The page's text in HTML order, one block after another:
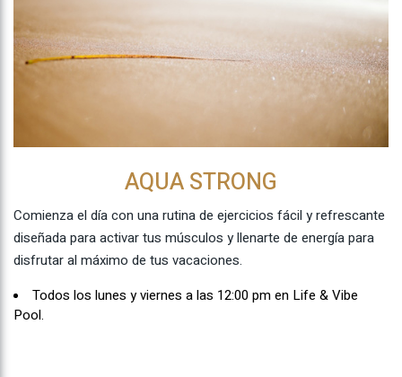
AQUA STRONG
Comienza el día con una rutina de ejercicios fácil y refrescante
diseñada para activar tus músculos y llenarte de energía para
disfrutar al máximo de tus vacaciones.
Todos los lunes y viernes a las 12:00 pm en Life & Vibe
Pool.